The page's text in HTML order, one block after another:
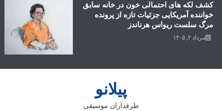
کشف لکه های احتمالی خون در خانه سابق
خواننده آمریکایی جزئیات تازه از پرونده
مرگ سلست ریواس هرناندز
مرداد ۲, ۱۴۰۵
پیلانو
طرفداران موسیقی